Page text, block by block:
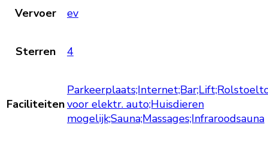
Vervoer ev
Sterren 4
Faciliteitenvoor elektr. auto;Huisdieren
mogelijk;Sauna;Massages;Infraroodsauna